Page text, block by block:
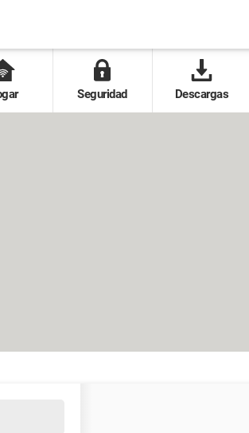
Seguridad Descargas